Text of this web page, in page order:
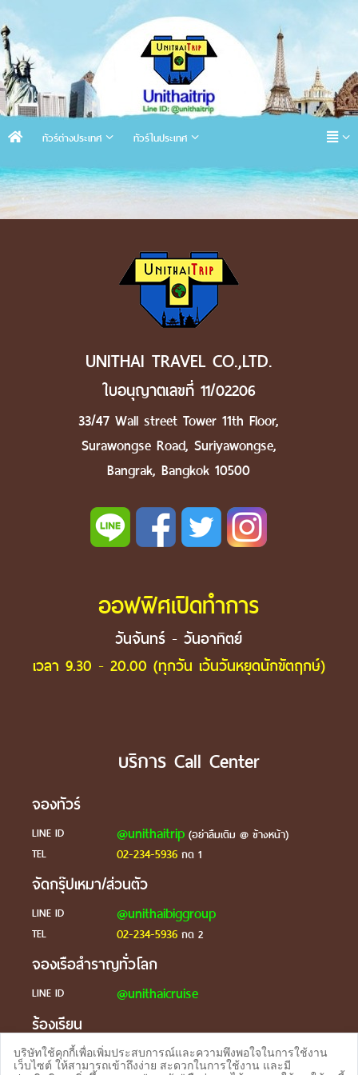
ทัวร์ต่างประเทศ ทัวร์ในประเทศ
UNITHAI TRAVEL CO.,LTD.
ใบอนุญาตเลขที่ 11/02206
33/47 Wall street Tower 11th Floor,
Surawongse Road, Suriyawongse,
Bangrak, Bangkok 10500
ออฟฟิศเปิดทำการ
วันจันทร์ - วันอาทิตย์
เวลา 9.30 - 20.00 (ทุกวัน เว้นวันหยุดนักขัตฤกษ์)
บริการ Call Center
จองทัวร์
LINE ID @unithaitrip(อย่าลืมเติม @ ข้างหน้า)
TEL
02-234-5936กด 1
จัดกรุ๊ปเหมา/ส่วนตัว
LINE ID @unithaibiggroup
TEL 02-234-5936กด 2
จองเรือสำราญทั่วโลก
LINE ID @unithaicruise
ร้องเรียน
LINE ID @unithaicare
บริษัทใช้คุกกี้เพื่อเพิ่มประสบการณ์และความพึงพอใจในการใช้งาน
เว็บไซต์ ให้สามารถเข้าถึงง่าย สะดวกในการใช้งาน และมี